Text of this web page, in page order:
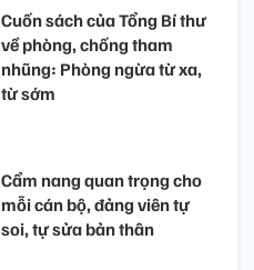
Cuốn sách của Tổng Bí thư
về phòng, chống tham
nhũng: Phòng ngừa từ xa,
từ sớm
Cẩm nang quan trọng cho
mỗi cán bộ, đảng viên tự
soi, tự sửa bản thân